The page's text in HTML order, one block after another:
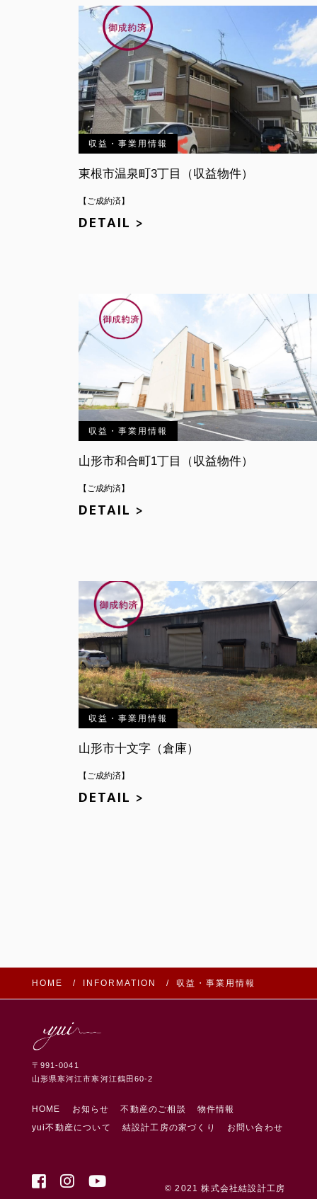
収益・事業用情報
東根市温泉町3丁目（収益物件）
【ご成約済】
DETAIL >
収益・事業用情報
山形市和合町1丁目（収益物件）
【ご成約済】
DETAIL >
収益・事業用情報
山形市十文字（倉庫）
【ご成約済】
DETAIL >
HOME INFORMATION 収益・事業用情報
〒991-0041
山形県寒河江市寒河江鶴田60-2
HOME お知らせ 不動産のご相談
物件情報
yui不動産について
結設計工房の家づくり お問い合わせ
© 2021 株式会社結設計工房